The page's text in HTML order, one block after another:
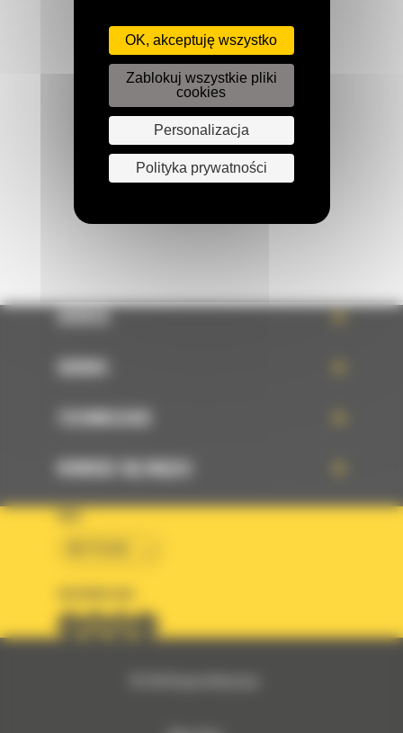
Zadzwoń do nas
122 100 122
Napisz do nas
WYŚLIJ WIADOMOŚĆ
OFERTA
SERWIS
TECHNOLOGIE
DOWIEDZ SIĘ WIĘCEJ
KRAJ
OK, akceptuję wszystko
Zablokuj wszystkie pliki
cookies
Personalizacja
Polityka prywatności